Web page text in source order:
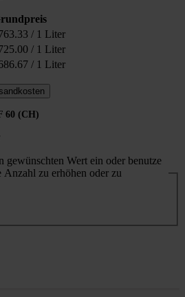
/ 1 Liter
/ 1 Liter
/ 1 Liter
60 (CH)
gewünschten Wert ein oder benutze
zu erhöhen oder zu